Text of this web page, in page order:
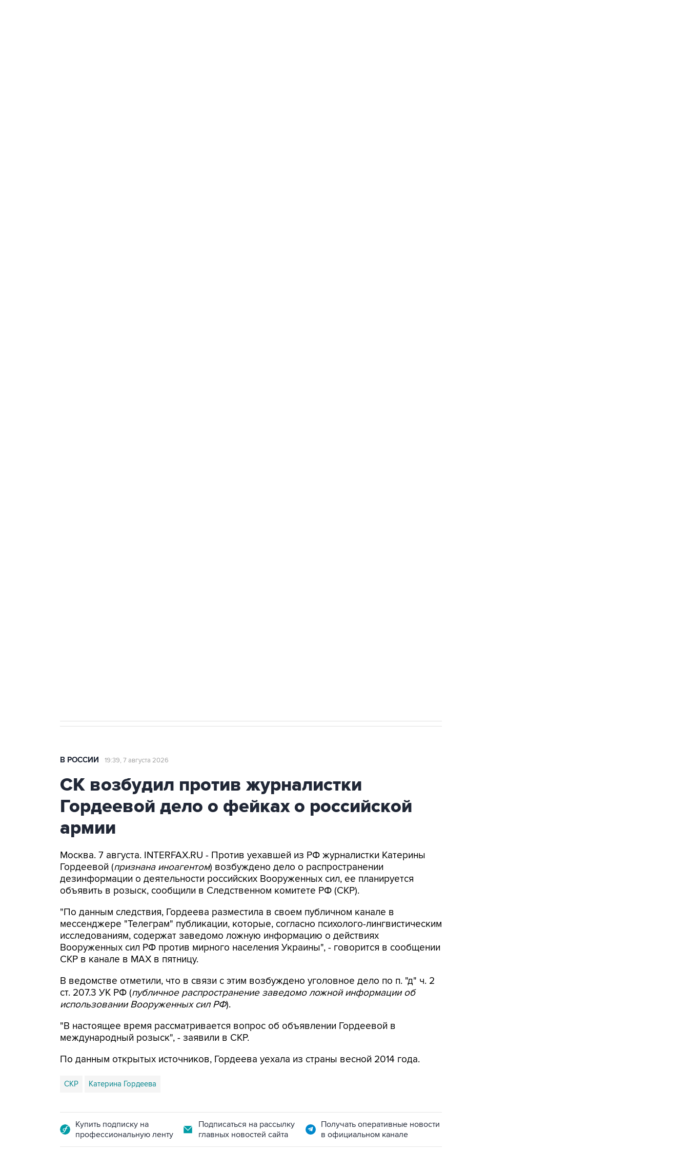
В РОССИИ 19:39, 7 августа 2026
СК возбудил против журналистки
Гордеевой дело о фейках о российской
армии
Москва. 7 августа. INTERFAX.RU - Против уехавшей из РФ журналистки Катерины
Гордеевой (признана иноагентом) возбуждено дело о распространении
дезинформации о деятельности российских Вооруженных сил, ее планируется
объявить в розыск, сообщили в Следственном комитете РФ (СКР).
"По данным следствия, Гордеева разместила в своем публичном канале в
мессенджере "Телеграм" публикации, которые, согласно психолого-лингвистическим
исследованиям, содержат заведомо ложную информацию о действиях
Вооруженных сил РФ против мирного населения Украины", - говорится в сообщении
СКР в канале в MAX в пятницу.
В ведомстве отметили, что в связи с этим возбуждено уголовное дело по п. "д" ч. 2
ст. 207.3 УК РФ (публичное распространение заведомо ложной информации об
использовании Вооруженных сил РФ).
"В настоящее время рассматривается вопрос об объявлении Гордеевой в
международный розыск", - заявили в СКР.
По данным открытых источников, Гордеева уехала из страны весной 2014 года.
СКР Катерина Гордеева
Купить подписку на
профессиональную ленту
Подписаться на рассылку
главных новостей сайта
Получать оперативные новости
в официальном канале